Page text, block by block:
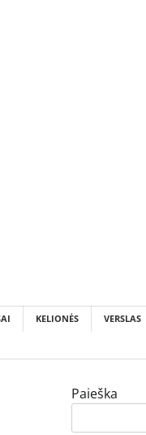
KELIONĖS VERSLAS
Paieška